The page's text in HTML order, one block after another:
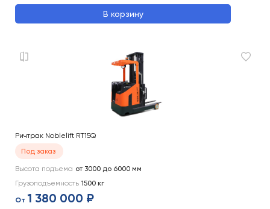
В корзину
Ричтрак Noblelift RT15Q
Под заказ
Высота подъема от 3000 до 6000 мм
Грузоподъемность 1500 кг
От 1 380 000 ₽